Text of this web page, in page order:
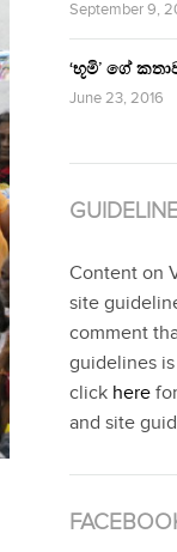
September 9,
‘භූමි’ ගේ
June 23, 2016
Content on
site
comment
guidelines
click here
and site